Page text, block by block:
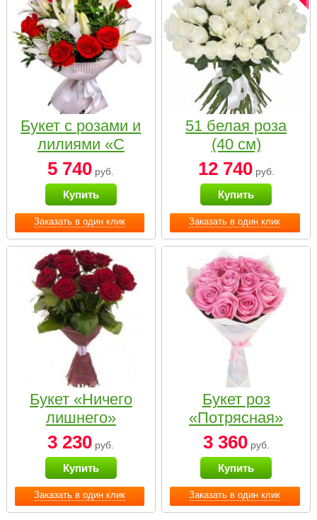
Заказать в один клик
Букет с розами и
лилиями «С
наилучшими
пожеланиями»
5 740 руб.
Купить
Заказать в один клик
51 белая роза
(40 см)
12 740руб.
Купить
Заказать в один клик
Букет «Ничего
лишнего»
3 230 руб.
Купить
Заказать в один клик
Букет роз
«Потрясная»
3 360руб.
Купить